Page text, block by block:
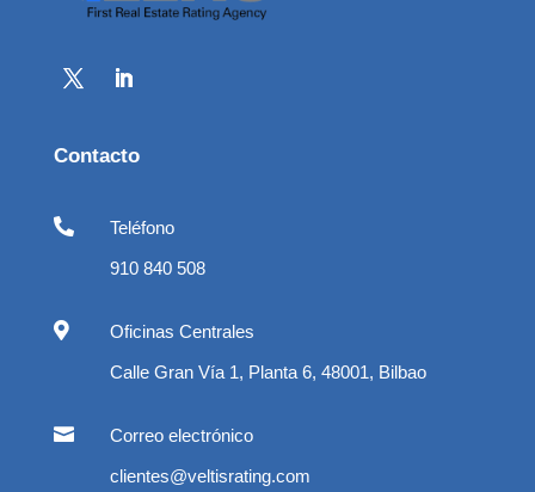
Contacto

Teléfono
910 840 508

Oficinas Centrales
Calle Gran Vía 1, Planta 6, 48001, Bilbao

Correo electrónico
clientes@veltisrating.com